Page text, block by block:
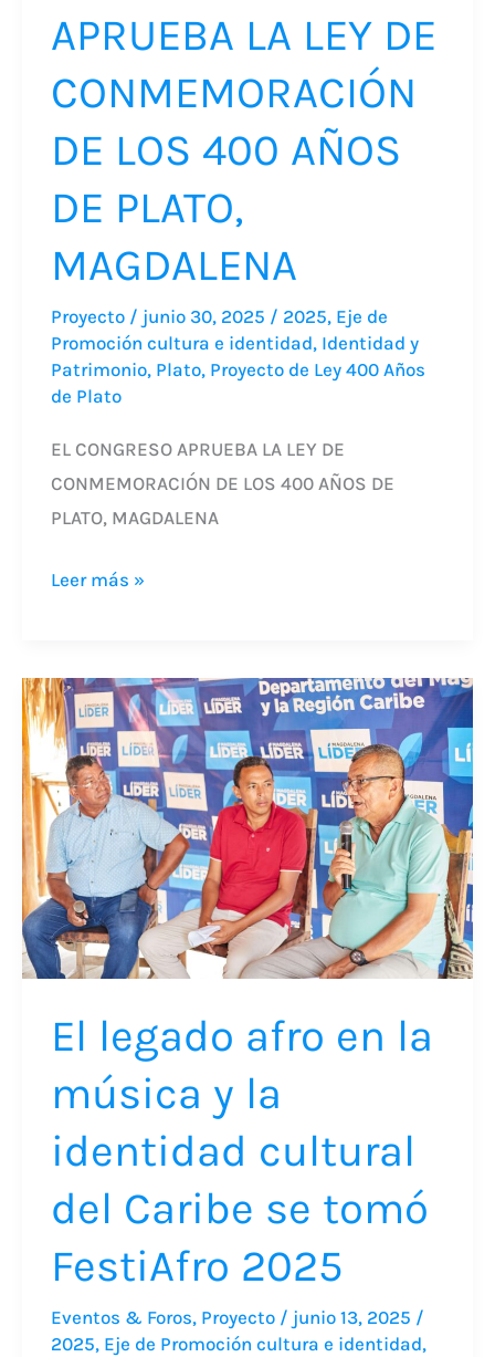
APRUEBA LA LEY DE
CONMEMORACIÓN
DE LOS 400 AÑOS
DE PLATO,
MAGDALENA
Proyecto/ junio 30, 2025 / 2025, Eje de
Promoción cultura e identidad, Identidad y
Patrimonio, Plato, Proyecto de Ley 400 Años
de Plato
EL CONGRESO APRUEBA LA LEY DE
CONMEMORACIÓN DE LOS 400 AÑOS DE
PLATO, MAGDALENA
LOS
400
AÑOS
DE
MAGDALENA
Leer más »
El legado afro en la
música y la
identidad cultural
del Caribe se tomó
FestiAfro 2025
Eventos & Foros, Proyecto/ junio 13, 2025 /
2025, Eje de Promoción cultura e identidad,
El
legado
afro
en
la
música
y
la
identidad
del
se
tomó
FestiAfro
2025